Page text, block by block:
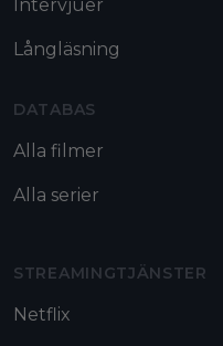
Intervjuer
Långläsning
DATABAS
Alla filmer
Alla serier
STREAMINGTJÄNSTER
Netflix